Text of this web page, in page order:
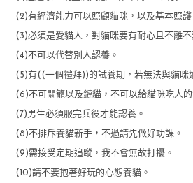
(2)有經濟能力可以照顧貓咪，以及基本照護
(3)必須是愛貓人，對貓咪要有耐心且不離不
(4)不可以代替別人認養。
(5)有((一個禮拜))的試養期，若無法與貓咪
(6)不可關籠以及鏈貓，不可以給貓咪吃人的
(7)男生必須服完兵役才能認養。
(8)不排斥養貓新手，不過請先做好功課。
(9)需接受定期追蹤，我不會無故打擾。
(10)請不要抱著好玩的心態養貓。